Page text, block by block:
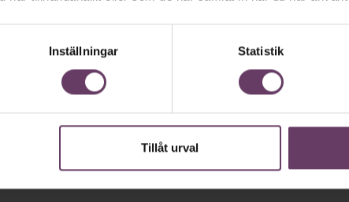
Inställningar Statistik
Tillåt urval